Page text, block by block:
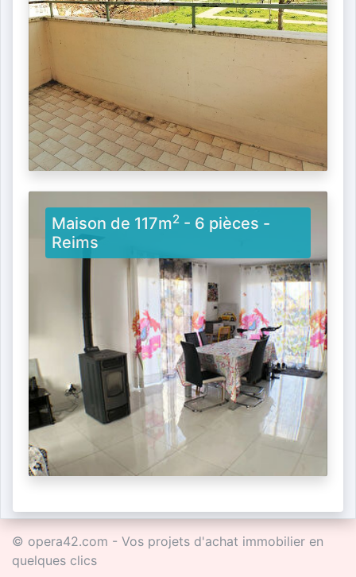
Maison de 117m2 - 6 pièces -
Reims
© opera42.com - Vos projets d'achat immobilier en
quelques clics